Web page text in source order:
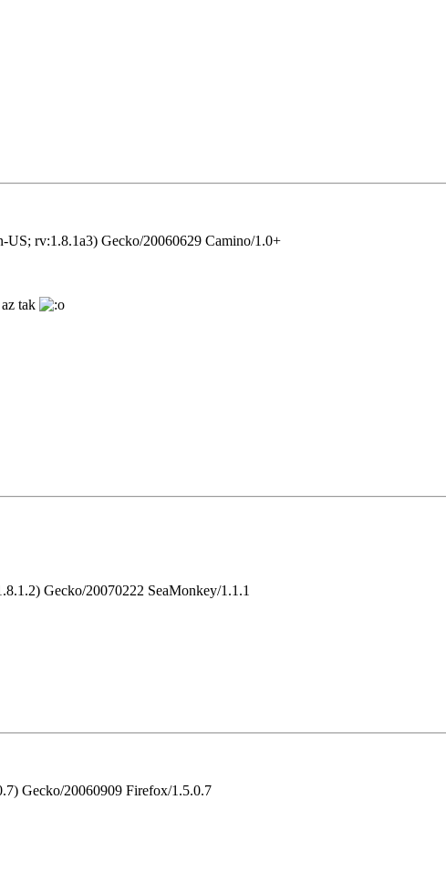
rv:1.8.1a3) Gecko/20060629 Camino/1.0+
tak
Gecko/20070222 SeaMonkey/1.1.1
Gecko/20060909 Firefox/1.5.0.7